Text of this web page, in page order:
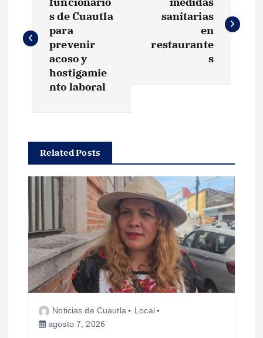
v
c
ó
n
d
e
s de Cuautla
para
prevenir
acoso y
hostigamie
nto laboral
sanitarias
en
restaurante
s
Related Posts
Noticias de Cuautla
Local
agosto 7, 2026